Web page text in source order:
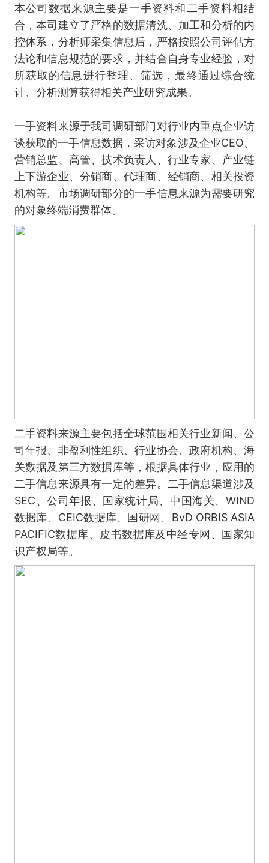
本公司数据来源主要是一手资料和二手资料相结
合，本司建立了严格的数据清洗、加工和分析的内
控体系，分析师采集信息后，严格按照公司评估方
法论和信息规范的要求，并结合自身专业经验，对
所获取的信息进行整理、筛选，最终通过综合统
计、分析测算获得相关产业研究成果。
一手资料来源于我司调研部门对行业内重点企业访
谈获取的一手信息数据，采访对象涉及企业CEO、
营销总监、高管、技术负责人、行业专家、产业链
上下游企业、分销商、代理商、经销商、相关投资
机构等。市场调研部分的一手信息来源为需要研究
的对象终端消费群体。
二手资料来源主要包括全球范围相关行业新闻、公
司年报、非盈利性组织、行业协会、政府机构、海
关数据及第三方数据库等，根据具体行业，应用的
二手信息来源具有一定的差异。二手信息渠道涉及
SEC、公司年报、国家统计局、中国海关、WIND
数据库、CEIC数据库、国研网、BvD ORBIS ASIA
PACIFIC数据库、皮书数据库及中经专网、国家知
识产权局等。